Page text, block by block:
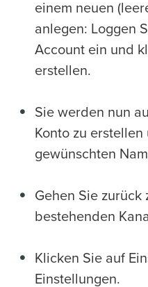
einem neuen
anlegen: Loggen
Account ein und
erstellen.
Sie werden nun
Konto zu
gewünschten
Gehen Sie zurück
bestehenden
Klicken Sie auf
Einstellungen.